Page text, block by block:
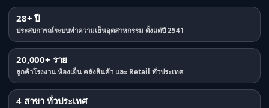
28+ ปี
ประสบการณ์ระบบทำความเย็นอุตสาหกรรม ตั้งแต่ปี 2541
20,000+ ราย
ลูกค้าโรงงาน ห้องเย็น คลังสินค้า และ Retail ทั่วประเทศ
4 สาขา ทั่วประเทศ